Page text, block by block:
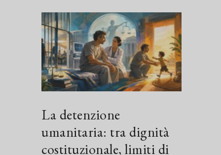
La detenzione
umanitaria: tra dignità
costituzionale, limiti di